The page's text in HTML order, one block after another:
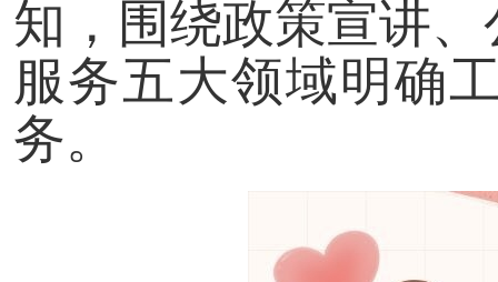
知，围绕政策宣讲
服务五大领域明确
务。